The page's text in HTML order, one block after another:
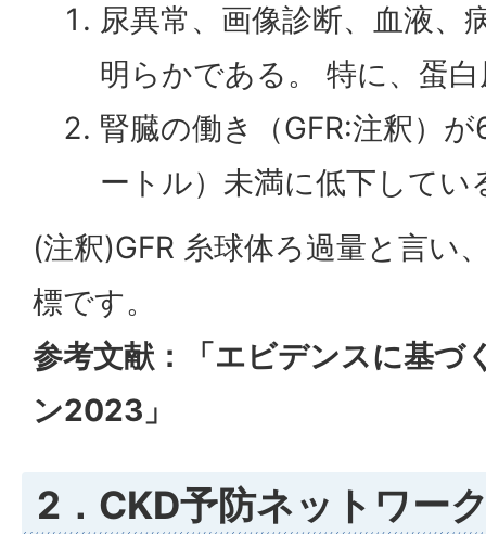
尿異常、画像診断、血液、
明らかである。 特に、蛋
腎臓の働き（GFR:注釈）
ートル）未満に低下してい
(注釈)GFR 糸球体ろ過量と言い
標です。
参考文献：「エビデンスに基づ
ン2023」
2．CKD予防ネットワー